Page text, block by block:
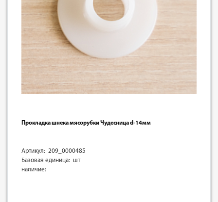
Прокладка шнека мясорубки Чудесница d-14мм
Артикул: 209_0000485
Базовая единица: шт
наличие: